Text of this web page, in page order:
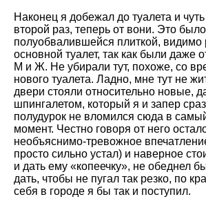
Наконец я добежал до туалета и
второй раз, теперь от вони. Это
полуобвалившейся плиткой, видимо
основной туалет, так как были даже
М и Ж. Не убирали тут, похоже, со
нового туалета. Ладно, мне тут не
двери стояли относительно новые,
шпингалетом, который я и запер
полудурок не вломился сюда в
момент. Честно говоря от него
необъяснимо-тревожное
просто сильно устал) и наверное
и дать ему «копеечку», не обеднел
дать, чтобы не пугал так резко, по
себя в городе я бы так и поступил.